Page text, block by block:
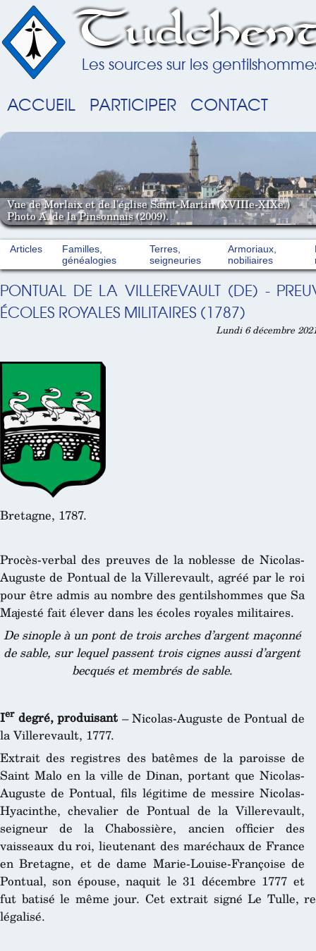
Les sources sur les
ACCUEIL PARTICIPER CONTACT
Vue de Morlaix et de l'église Saint-Martin (XVIIIe-XIXe.)
Photo A. de la Pinsonnais (2009).
Articles
Familles,
généalogies
Terres,
seigneuries
Armoriaux,
nobiliaires
PONTUAL DE LA VILLEREVAULT (DE) -
ÉCOLES ROYALES MILITAIRES (1787)
Lundi 6 décembre
Bretagne, 1787.
Procès-verbal des preuves de la noblesse de Nicolas-
Auguste de Pontual de la Villerevault, agréé par le roi
pour être admis au nombre des gentilshommes que Sa
Majesté fait élever dans les écoles royales militaires.
De sinople à un pont de trois arches d’argent maçonné
de sable, sur lequel passent trois cignes aussi d’argent
becqués et membrés de sable.
Ierdegré, produisant – Nicolas-Auguste de Pontual de
la Villerevault, 1777.
Extrait des registres des batêmes de la paroisse de
Saint Malo en la ville de Dinan, portant que Nicolas-
Auguste de Pontual, fils légitime de messire Nicolas-
Hyacinthe, chevalier de Pontual de la Villerevault,
seigneur de la Chabossière, ancien officier des
vaisseaux du roi, lieutenant des maréchaux de France
en Bretagne, et de dame Marie-Louise-Françoise de
Pontual, son épouse, naquit le 31 décembre 1777 et
fut batisé le même jour. Cet extrait signé Le Tulle,
légalisé.